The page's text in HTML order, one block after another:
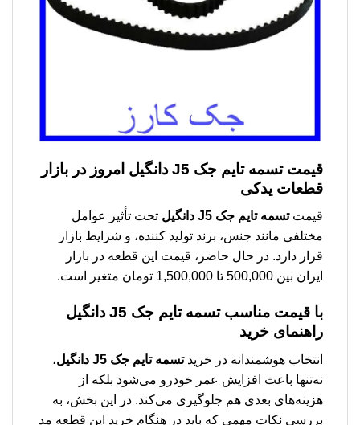
قیمتتسمه تایم جک J5 دانگیل
امروز در بازار
قطعات یدکی
قیمتتسمه تایم جک J5 دانگیل
تحت تأثیر عوامل
مختلفی مانند جنس، برند تولید کننده، و شرایط بازار
قرار دارد. در حال حاضر، قیمت این قطعه در بازار
ایران بین 500,000 تا 1,500,000 تومان متغیر است.
با قیمت مناسبتسمه تایم جک J5 دانگیل
راهنمای خرید
انتخاب هوشمندانه در خریدتسمه تایم جک J5 دانگیل
،
نه‌تنها باعث افزایش عمر خودرو می‌شود بلکه از
هزینه‌های بعدی هم جلوگیری می‌کند. در این بخش، به
بررسی نکات مهمی که باید در هنگام خرید این قطعه مد